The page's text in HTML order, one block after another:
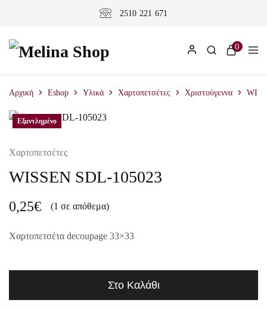
2510 221 671
0
Αρχική Eshop Υλικά Χαρτοπετσέτες Χριστούγεννα
Χαρτοπετσέτες
WISSEN SDL-105023
0,25€ (1 σε απόθεμα)
Χαρτοπετσέτα decoupage 33×33
Στο Καλάθι
Εξαντλημένο